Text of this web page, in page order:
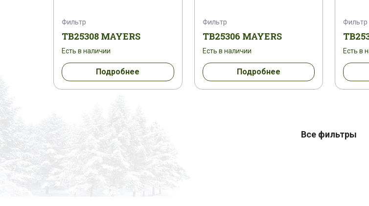
Фильтр
TB25308 MAYERS
Есть в наличии
Подробнее
Фильтр
TB25306 MAYERS
Есть в наличии
Подробнее
Фильтр
Есть в
Все фильтры